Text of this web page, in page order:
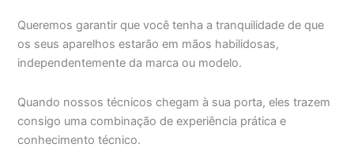
Queremos garantir que você tenha a tranquilidade de que
os seus aparelhos estarão em mãos habilidosas,
independentemente da marca ou modelo.
Quando nossos técnicos chegam à sua porta, eles trazem
consigo uma combinação de experiência prática e
conhecimento técnico.